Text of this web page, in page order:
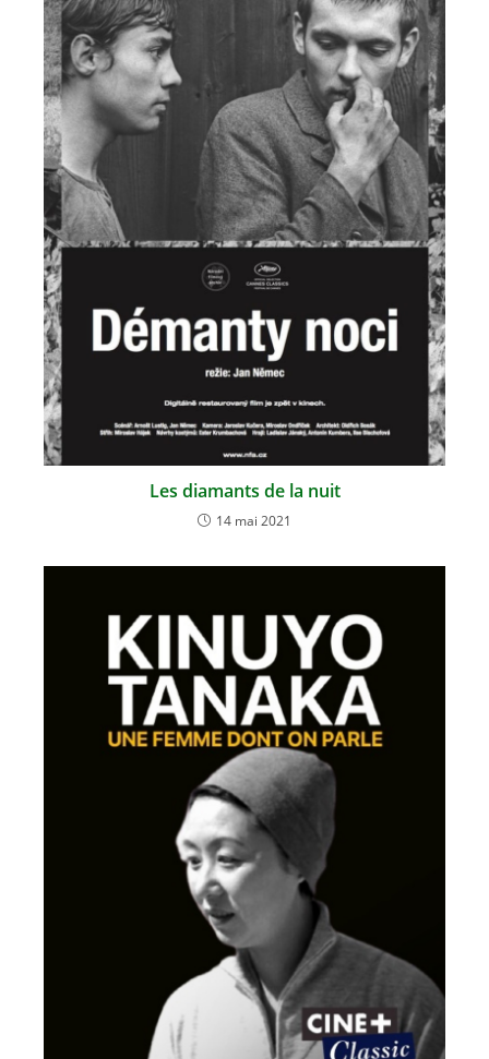
Les diamants de la nuit
14 mai 2021